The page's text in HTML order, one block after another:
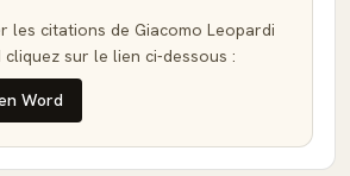
les citations de Giacomo Leopardi
sur le lien ci-dessous :
Word